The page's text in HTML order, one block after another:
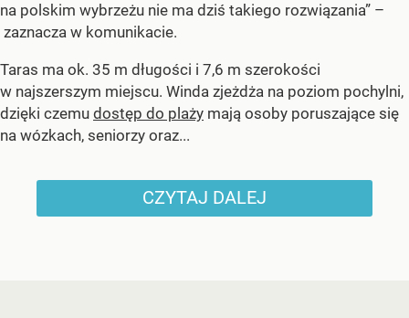
na polskim wybrzeżu nie ma dziś takiego rozwiązania” –
zaznacza w komunikacie.
Taras ma ok. 35 m długości i 7,6 m szerokości
w najszerszym miejscu. Winda zjeżdża na poziom pochylni,
dzięki czemu dostęp do plaży mają osoby poruszające się
na wózkach, seniorzy oraz...
CZYTAJ DALEJ